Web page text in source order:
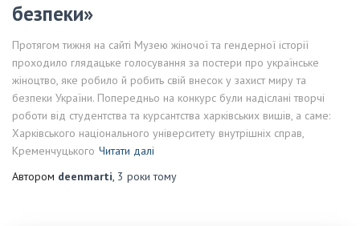
безпеки»
Протягом тижня на сайті Музею жіночої та гендерної історії
проходило глядацьке голосування за постери про українське
жіноцтво, яке робило й робить свій внесок у захист миру та
безпеки України. Попередньо на конкурс були надіслані творчі
роботи від студентства та курсантства харківських вишів, а саме:
Харківського національного університету внутрішніх справ,
Кременчуцького Читати далі
Автором deenmarti, 3 роки тому